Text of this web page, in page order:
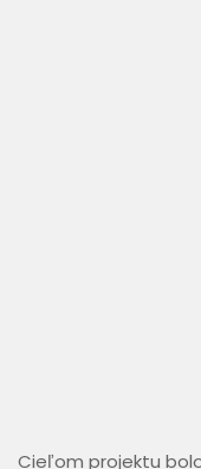
Cieľom projektu